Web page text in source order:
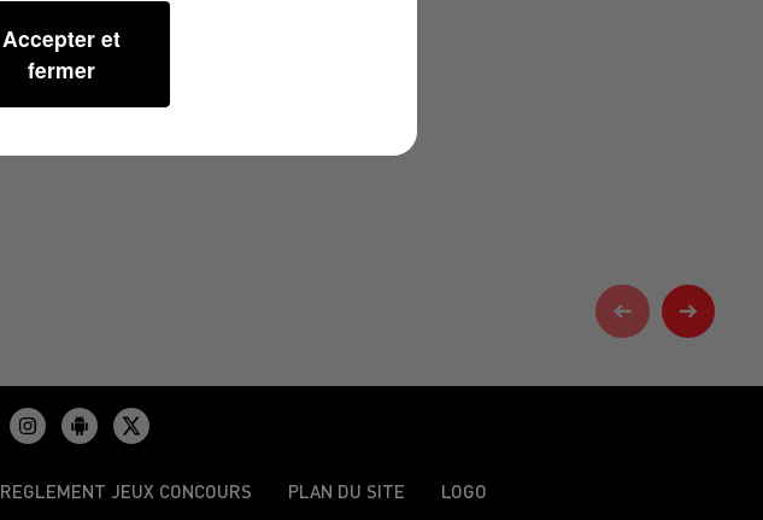
REGLEMENT JEUX CONCOURS PLAN DU SITE LOGO
Accepter et
fermer